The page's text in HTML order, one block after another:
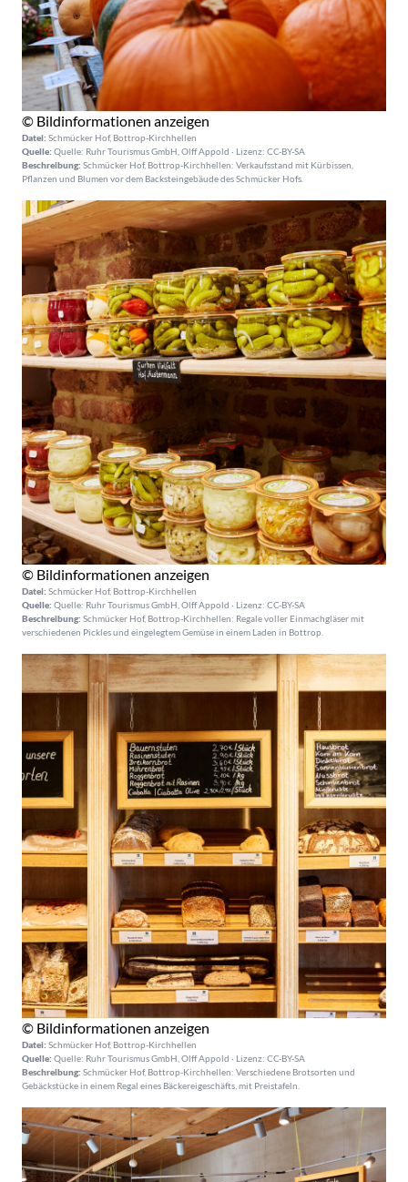
© Bildinformationen anzeigen
Datei: Schmücker Hof, Bottrop-Kirchhellen
Quelle: Quelle: Ruhr Tourismus GmbH, Olff Appold · Lizenz: CC-BY-SA
Beschreibung: Schmücker Hof, Bottrop-Kirchhellen: Verkaufsstand mit Kürbissen,
Pflanzen und Blumen vor dem Backsteingebäude des Schmücker Hofs.
© Bildinformationen anzeigen
Datei: Schmücker Hof, Bottrop-Kirchhellen
Quelle: Quelle: Ruhr Tourismus GmbH, Olff Appold · Lizenz: CC-BY-SA
Beschreibung: Schmücker Hof, Bottrop-Kirchhellen: Regale voller Einmachgläser mit
verschiedenen Pickles und eingelegtem Gemüse in einem Laden in Bottrop.
© Bildinformationen anzeigen
Datei: Schmücker Hof, Bottrop-Kirchhellen
Quelle: Quelle: Ruhr Tourismus GmbH, Olff Appold · Lizenz: CC-BY-SA
Beschreibung: Schmücker Hof, Bottrop-Kirchhellen: Verschiedene Brotsorten und
Gebäckstücke in einem Regal eines Bäckereigeschäfts, mit Preistafeln.